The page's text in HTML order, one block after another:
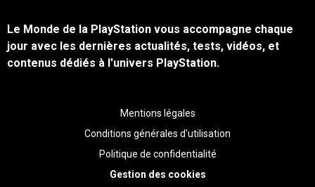
Le Monde de la PlayStation vous accompagne chaque
jour avec les dernières actualités, tests, vidéos, et
contenus dédiés à l'univers PlayStation.
Mentions légales
Conditions générales d'utilisation
Politique de confidentialité
Gestion des cookies